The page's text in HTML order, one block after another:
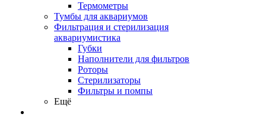
Термометры
Тумбы для аквариумов
Фильтрация и стерилизация
аквариумистика
Губки
Наполнители для фильтров
Роторы
Стерилизаторы
Фильтры и помпы
Ещё